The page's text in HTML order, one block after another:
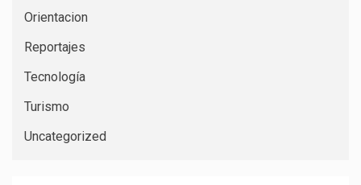
Orientacion
Reportajes
Tecnología
Turismo
Uncategorized